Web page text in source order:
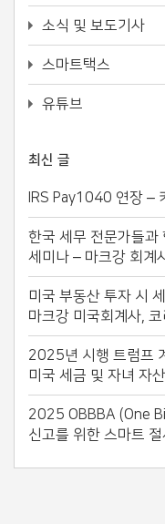
소식 및 보도기사
스마트택스
유튜브
최신 글
IRS Pay1040 연장 –
한국 세무 전문가들과
세미나 – 마크강 회계
미국 부동산 투자 시
마크강 미국회계사,
2025년 시행 트럼프
미국 세금 및 자녀 자
2025 OBBBA (One
신고를 위한 스마트